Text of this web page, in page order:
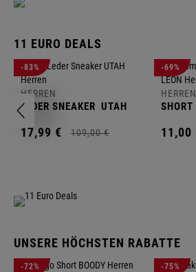
11 EURO DEALS
-83%
HERREN
LEDER SNEAKER UTAH
17,99 € 109,00 €
-69%
HERREN
SHORT
11,00
UNSERE HÖCHSTEN RABATTE
-72% -75%